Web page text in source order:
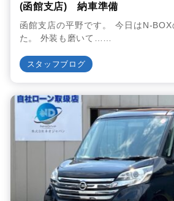
(函館支店) 納車準備
函館支店の平野です。 今日はN-
た。 外装も磨いて……
スタッフブログ